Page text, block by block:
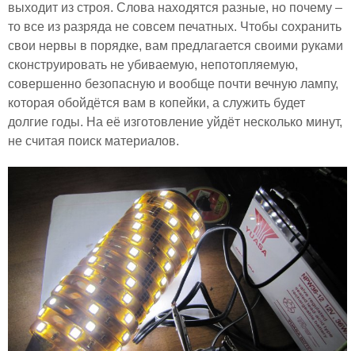
выходит из строя. Слова находятся разные, но почему –
то все из разряда не совсем печатных. Чтобы сохранить
свои нервы в порядке, вам предлагается своими руками
сконструировать не убиваемую, непотопляемую,
совершенно безопасную и вообще почти вечную лампу,
которая обойдётся вам в копейки, а служить будет
долгие годы. На её изготовление уйдёт несколько минут,
не считая поиск материалов.